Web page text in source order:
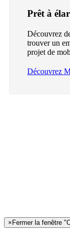
Prêt à
Découvrez
trouver un
projet de
Découvrez
× Fermer la fenêtre